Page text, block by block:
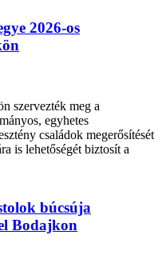
2026-os
szervezték meg a
egyhetes
családok megerősítését
is lehetőségét biztosít a
búcsúja
Bodajkon